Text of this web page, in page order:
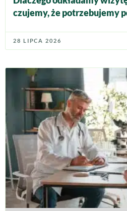
czujemy, że potrzebujemy
28 LIPCA 2026